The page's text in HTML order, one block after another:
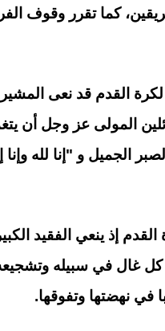
كما تقرر وقوف
لكرة القدم قد نعى
المولى عز وجل أن
الجميل و "إنا لله
إذ ينعي الفقيد
غال في سبيله وتشجيعه
في نهضتها وتفوقها.
أرقام باسمك ولا تعرفها؟..
تستخدم خدمة أرقامي
08 أغسطس, 2026 06:15 م